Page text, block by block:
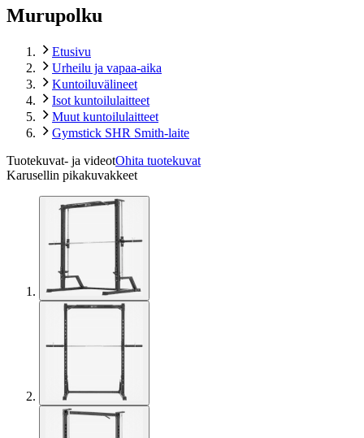
Murupolku
Etusivu
Urheilu ja vapaa-aika
Kuntoiluvälineet
Isot kuntoilulaitteet
Muut kuntoilulaitteet
Gymstick SHR Smith-laite
Tuotekuvat- ja videotOhita tuotekuvat
Karusellin pikakuvakkeet